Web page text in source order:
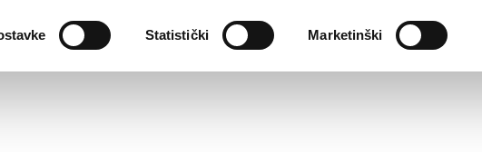
Statistički Marketinški